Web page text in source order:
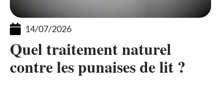
14/07/2026
Quel traitement naturel
contre les punaises de lit ?